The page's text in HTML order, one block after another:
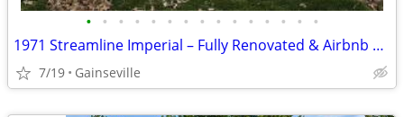
• • • • • • • • • • • • • • •
1971 Streamline Imperial – Fully Renovated & Airbnb Ready
7/19 Gainseville